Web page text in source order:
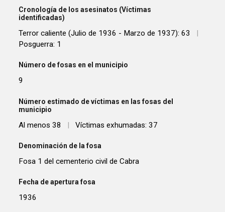
Cronología de los asesinatos (Víctimas
identificadas)
Terror caliente (Julio de 1936 - Marzo de 1937): 63
|
Posguerra: 1
Número de fosas en el municipio
9
Número estimado de víctimas en las fosas del
municipio
Al menos 38 | Víctimas exhumadas: 37
Denominación de la fosa
Fosa 1 del cementerio civil de Cabra
Fecha de apertura fosa
1936